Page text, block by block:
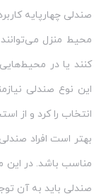
صندلی چهارپایه
محیط منزل
کنند یا در
این نوع صندلی
انتخاب را کرد و از
بهتر است افراد
مناسب باشد. در این
صندلی باید به آن